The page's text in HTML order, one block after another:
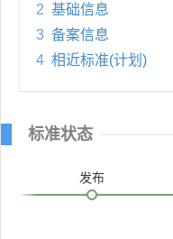
2 基础信息
3 备案信息
4 相近标准(计划)
标准状态
发布